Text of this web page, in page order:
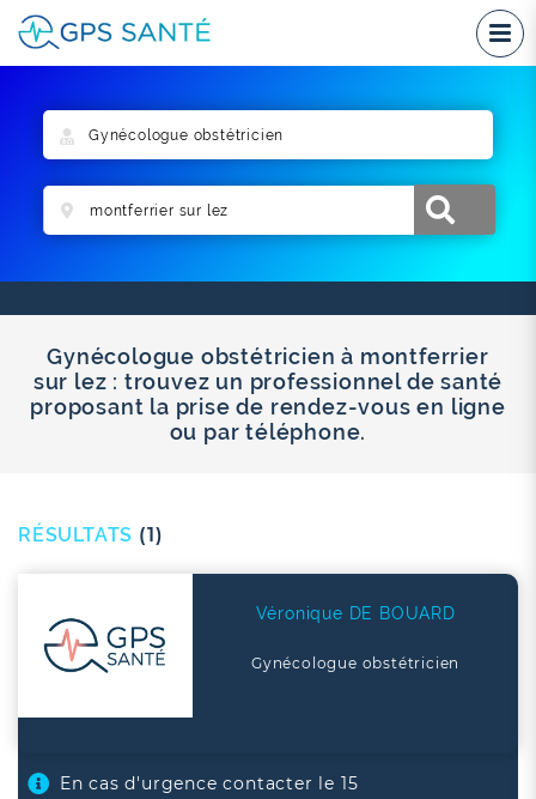
Gynécologue obstétricien à montferrier
sur lez : trouvez un professionnel de santé
proposant la prise de rendez-vous en ligne
ou par téléphone.
RÉSULTATS (1)
Véronique DE BOUARD
Gynécologue obstétricien
En cas d'urgence contacter le 15